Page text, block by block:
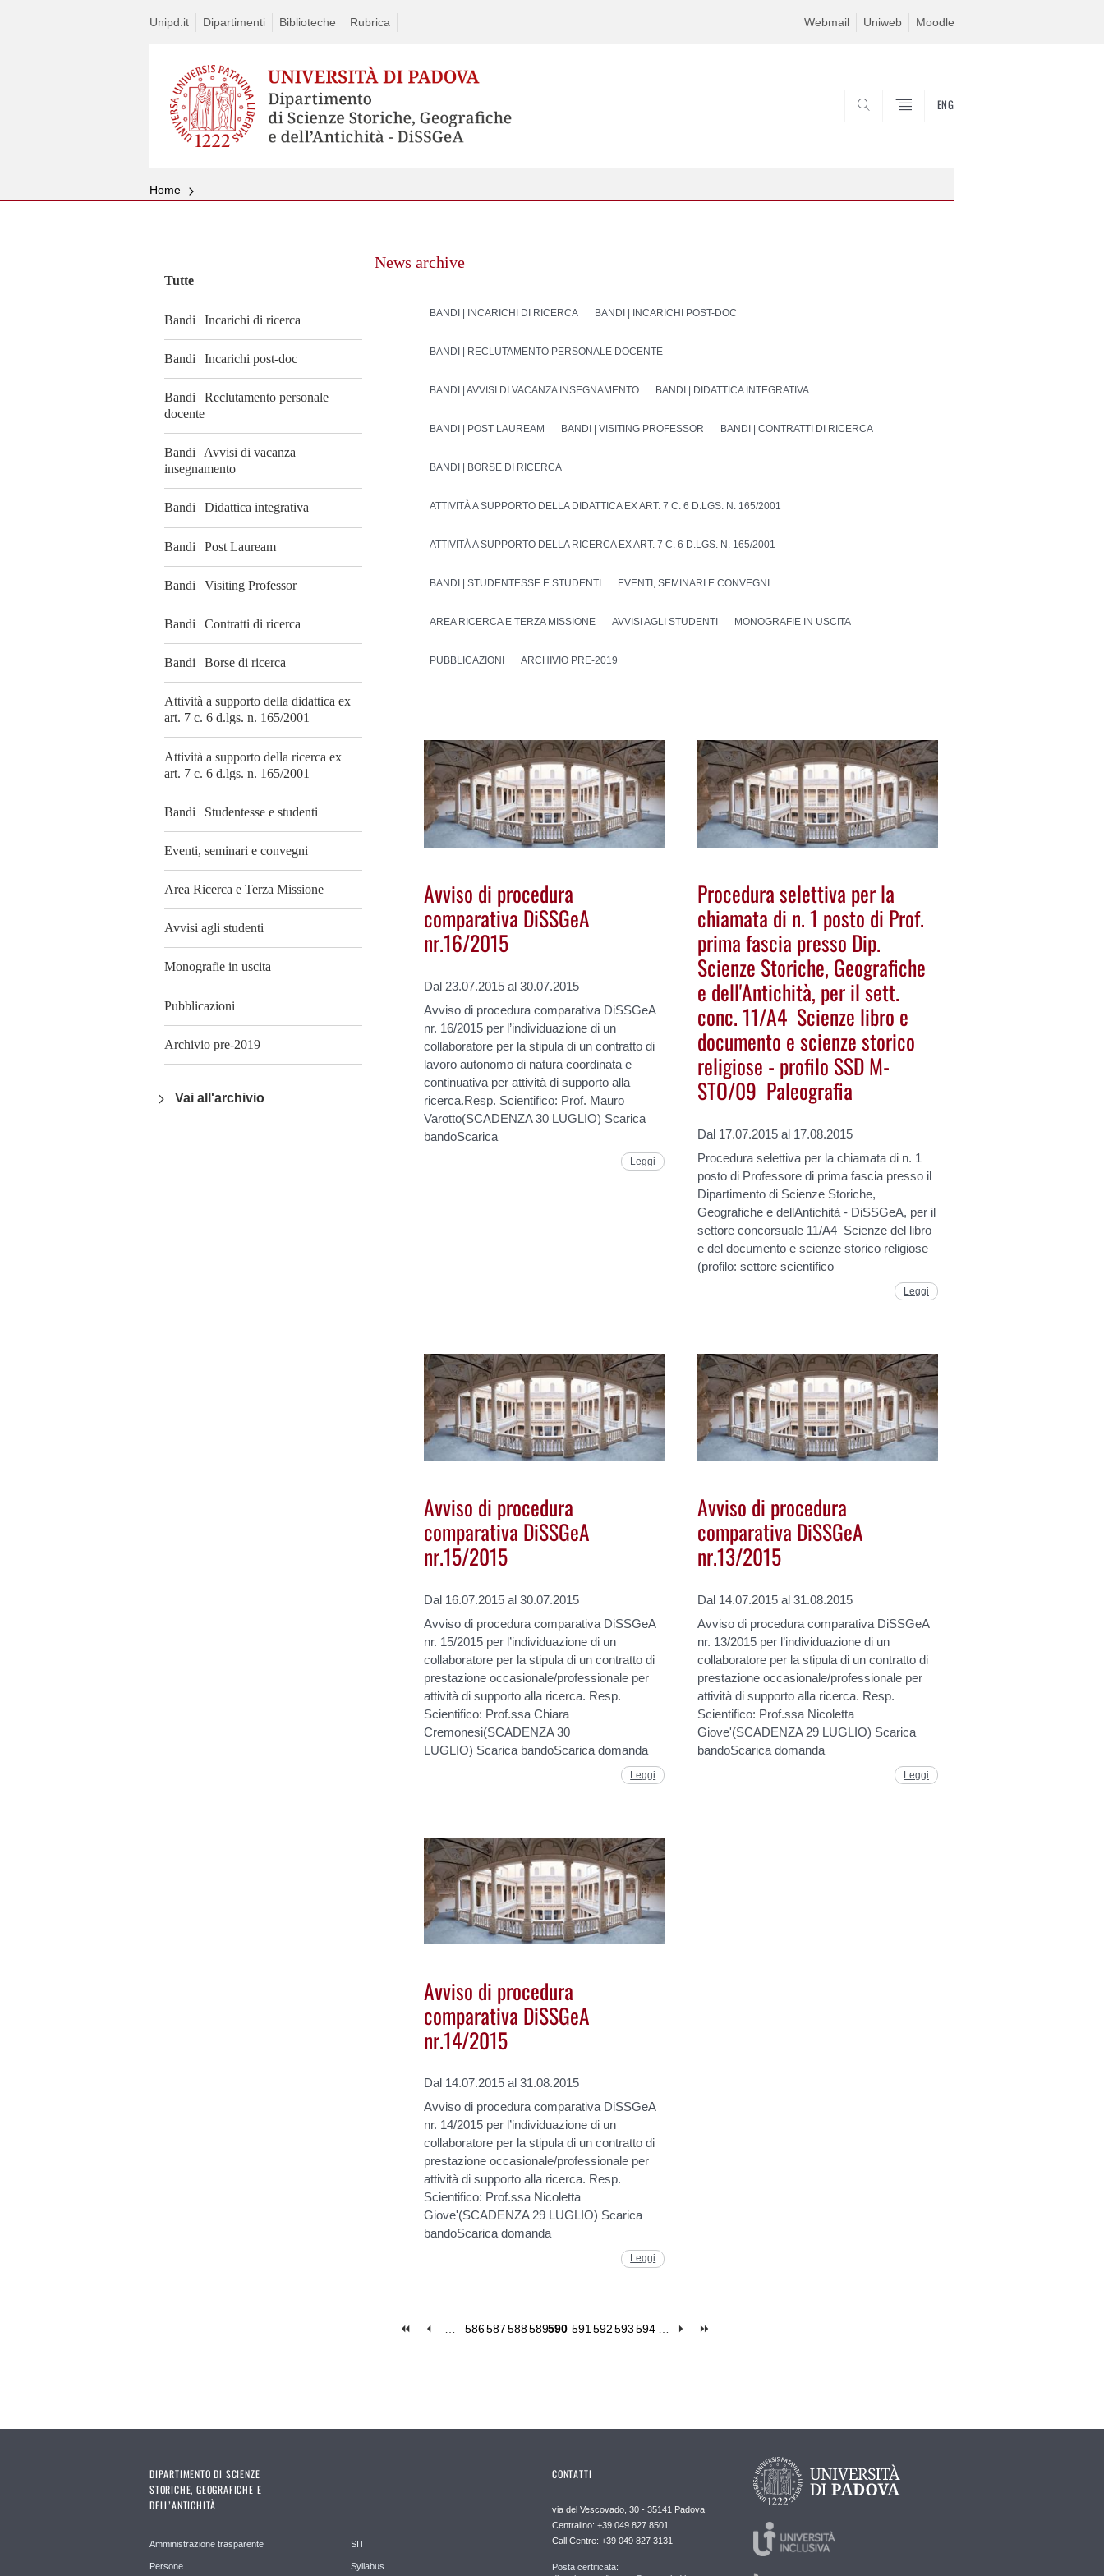
Unipd.it Dipartimenti Biblioteche Rubrica Webmail Uniweb Moodle
ENG
Home
Tutte
Bandi | Incarichi di ricerca
Bandi | Incarichi post-doc
Bandi | Reclutamento personale
docente
Bandi | Avvisi di vacanza
insegnamento
Bandi | Didattica integrativa
Bandi | Post Lauream
Bandi | Visiting Professor
Bandi | Contratti di ricerca
Bandi | Borse di ricerca
Attività a supporto della didattica ex
art. 7 c. 6 d.lgs. n. 165/2001
Attività a supporto della ricerca ex
art. 7 c. 6 d.lgs. n. 165/2001
Bandi | Studentesse e studenti
Eventi, seminari e convegni
Area Ricerca e Terza Missione
Avvisi agli studenti
Monografie in uscita
Pubblicazioni
Archivio pre-2019
Vai all'archivio
News archive
BANDI | INCARICHI DI RICERCA BANDI | INCARICHI POST-DOC
BANDI | RECLUTAMENTO PERSONALE DOCENTE
BANDI | AVVISI DI VACANZA INSEGNAMENTO BANDI | DIDATTICA INTEGRATIVA
BANDI | POST LAUREAM BANDI | VISITING PROFESSOR BANDI | CONTRATTI DI RICERCA
BANDI | BORSE DI RICERCA
ATTIVITÀ A SUPPORTO DELLA DIDATTICA EX ART. 7 C. 6 D.LGS. N. 165/2001
ATTIVITÀ A SUPPORTO DELLA RICERCA EX ART. 7 C. 6 D.LGS. N. 165/2001
BANDI | STUDENTESSE E STUDENTI EVENTI, SEMINARI E CONVEGNI
AREA RICERCA E TERZA MISSIONE AVVISI AGLI STUDENTI MONOGRAFIE IN USCITA
PUBBLICAZIONI ARCHIVIO PRE-2019
Avviso di procedura
comparativa DiSSGeA
nr.16/2015
Dal 23.07.2015 al 30.07.2015
Avviso di procedura comparativa DiSSGeA
nr. 16/2015 per l’individuazione di un
collaboratore per la stipula di un contratto di
lavoro autonomo di natura coordinata e
continuativa per attività di supporto alla
ricerca.Resp. Scientifico: Prof. Mauro
Varotto(SCADENZA 30 LUGLIO) Scarica
bandoScarica
Leggi
Procedura selettiva per la
chiamata di n. 1 posto di Prof.
prima fascia presso Dip.
Scienze Storiche, Geografiche
e dell'Antichità, per il sett.
conc. 11/A4  Scienze libro e
documento e scienze storico
religiose - profilo SSD M-
STO/09  Paleografia
Dal 17.07.2015 al 17.08.2015
Procedura selettiva per la chiamata di n. 1
posto di Professore di prima fascia presso il
Dipartimento di Scienze Storiche,
Geografiche e dellAntichità - DiSSGeA, per il
settore concorsuale 11/A4  Scienze del libro
e del documento e scienze storico religiose
(profilo: settore scientifico
Leggi
Avviso di procedura
comparativa DiSSGeA
nr.15/2015
Dal 16.07.2015 al 30.07.2015
Avviso di procedura comparativa DiSSGeA
nr. 15/2015 per l’individuazione di un
collaboratore per la stipula di un contratto di
prestazione occasionale/professionale per
attività di supporto alla ricerca. Resp.
Scientifico: Prof.ssa Chiara
Cremonesi(SCADENZA 30
LUGLIO) Scarica bandoScarica domanda
Leggi
Avviso di procedura
comparativa DiSSGeA
nr.13/2015
Dal 14.07.2015 al 31.08.2015
Avviso di procedura comparativa DiSSGeA
nr. 13/2015 per l’individuazione di un
collaboratore per la stipula di un contratto di
prestazione occasionale/professionale per
attività di supporto alla ricerca. Resp.
Scientifico: Prof.ssa Nicoletta
Giove'(SCADENZA 29 LUGLIO) Scarica
bandoScarica domanda
Leggi
Avviso di procedura
comparativa DiSSGeA
nr.14/2015
Dal 14.07.2015 al 31.08.2015
Avviso di procedura comparativa DiSSGeA
nr. 14/2015 per l’individuazione di un
collaboratore per la stipula di un contratto di
prestazione occasionale/professionale per
attività di supporto alla ricerca. Resp.
Scientifico: Prof.ssa Nicoletta
Giove'(SCADENZA 29 LUGLIO) Scarica
bandoScarica domanda
Leggi
586587588589590 591 592593594
DIPARTIMENTO DI SCIENZE
STORICHE, GEOGRAFICHE E
DELL’ANTICHITÀ
Amministrazione trasparente
Persone
SIT
Syllabus
CONTATTI
via del Vescovado, 30 - 35141 Padova
Centralino: +39 049 827 8501
Call Centre: +39 049 827 3131
Posta certificata: